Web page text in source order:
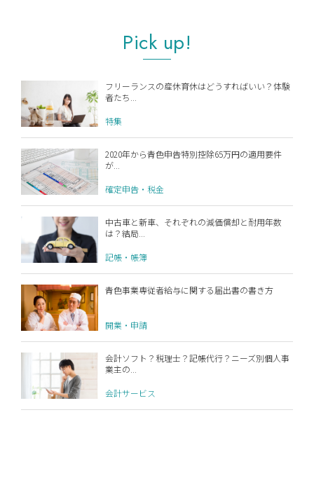
Pick up!
フリーランスの産休育休はどうすればいい？体験
者たち...
特集
2020年から青色申告特別控除65万円の適用要件
が...
確定申告・税金
中古車と新車、それぞれの減価償却と耐用年数
は？結局...
記帳・帳簿
青色事業専従者給与に関する届出書の書き方
開業・申請
会計ソフト？税理士？記帳代行？ニーズ別個人事
業主の...
会計サービス